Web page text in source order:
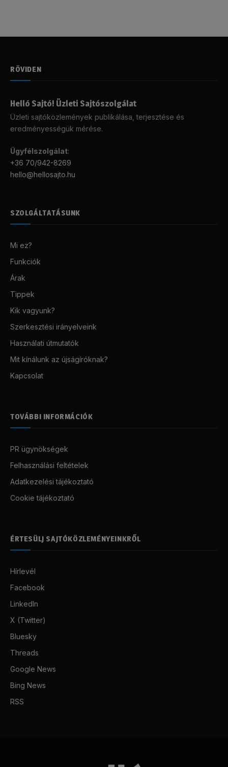
RÖVIDEN
Helló Sajtó! Üzleti Sajtószolgálat
Üzleti sajtóközlemények publikálása, terjesztése és
eredményességük mérése.
Ügyfélszolgálat:
+36 70/942-8269
hello@hellosajto.hu
SZOLGÁLTATÁSUNK
Mi ez?
Funkciók
Árak
Tippek
Kik vagyunk?
Szerkesztési irányelveink
Használati útmutatók
Mit kínálunk az újságíróknak?
Kapcsolat
TOVÁBBI INFORMÁCIÓK
PR ügynökségek
Felhasználási feltételek
Adatkezelési tájékoztató
Cookie tájékoztató
ÉRTESÜLJ SAJTÓKÖZLEMÉNYEINKRŐL
Hírlevél
Facebook
LinkedIn
X (Twitter)
Bluesky
Threads
Google News
Bing News
RSS